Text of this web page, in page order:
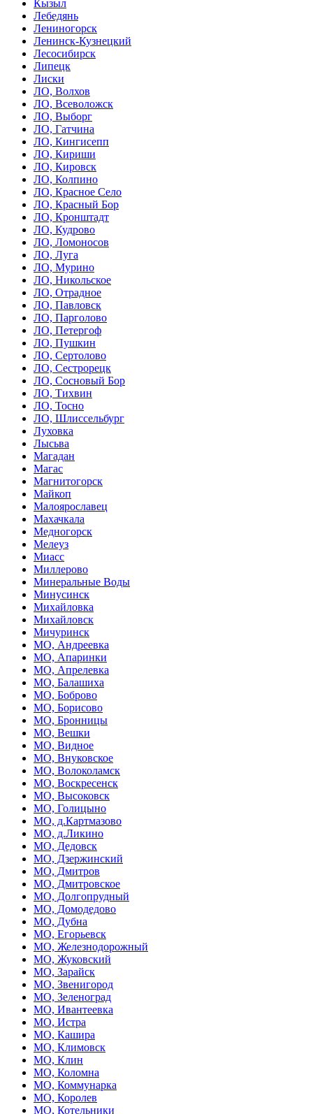
Кызыл
Лебедянь
Лениногорск
Ленинск-Кузнецкий
Лесосибирск
Липецк
Лиски
ЛО, Волхов
ЛО, Всеволожск
ЛО, Выборг
ЛО, Гатчина
ЛО, Кингисепп
ЛО, Кириши
ЛО, Кировск
ЛО, Колпино
ЛО, Красное Село
ЛО, Красный Бор
ЛО, Кронштадт
ЛО, Кудрово
ЛО, Ломоносов
ЛО, Луга
ЛО, Мурино
ЛО, Никольское
ЛО, Отрадное
ЛО, Павловск
ЛО, Парголово
ЛО, Петергоф
ЛО, Пушкин
ЛО, Сертолово
ЛО, Сестрорецк
ЛО, Сосновый Бор
ЛО, Тихвин
ЛО, Тосно
ЛО, Шлиссельбург
Луховка
Лысьва
Магадан
Магас
Магнитогорск
Майкоп
Малоярославец
Махачкала
Медногорск
Мелеуз
Миасс
Миллерово
Минеральные Воды
Минусинск
Михайловка
Михайловск
Мичуринск
МО, Андреевка
МО, Апаринки
МО, Апрелевка
МО, Балашиха
МО, Боброво
МО, Борисово
МО, Бронницы
МО, Вешки
МО, Видное
МО, Внуковское
МО, Волоколамск
МО, Воскресенск
МО, Высоковск
МО, Голицыно
МО, д.Картмазово
МО, д.Ликино
МО, Дедовск
МО, Дзержинский
МО, Дмитров
МО, Дмитровское
МО, Долгопрудный
МО, Домодедово
МО, Дубна
МО, Егорьевск
МО, Железнодорожный
МО, Жуковский
МО, Зарайск
МО, Звенигород
МО, Зеленоград
МО, Ивантеевка
МО, Истра
МО, Кашира
МО, Климовск
МО, Клин
МО, Коломна
МО, Коммунарка
МО, Королев
МО, Котельники